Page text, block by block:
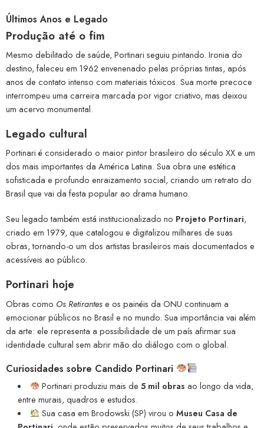
Últimos Anos e Legado
Produção até o fim
Mesmo debilitado de saúde, Portinari seguiu pintando. Ironia do
destino, faleceu em 1962 envenenado pelas próprias tintas, após
anos de contato intenso com materiais tóxicos. Sua morte precoce
interrompeu uma carreira marcada por vigor criativo, mas deixou
um acervo monumental.
Legado cultural
Portinari é considerado o maior pintor brasileiro do século XX e um
dos mais importantes da América Latina. Sua obra une estética
sofisticada e profundo enraizamento social, criando um retrato do
Brasil que vai da festa popular ao drama humano.
Seu legado também está institucionalizado no Projeto Portinari,
criado em 1979, que catalogou e digitalizou milhares de suas
obras, tornando-o um dos artistas brasileiros mais documentados e
acessíveis ao público.
Portinari hoje
Obras como Os Retirantese os painéis da ONU continuam a
emocionar públicos no Brasil e no mundo. Sua importância vai além
da arte: ele representa a possibilidade de um país afirmar sua
identidade cultural sem abrir mão do diálogo com o global.
Curiosidades sobre Candido Portinari
Portinari produziu mais de 5 mil obras ao longo da vida,
entre murais, quadros e estudos.
Sua casa em Brodowski (SP) virou o Museu Casa de